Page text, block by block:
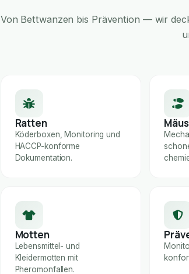
Von Bettwanzen bis Prävention — wir
Ratten
Köderboxen, Monitoring und
HACCP-konforme
Dokumentation.
Motten
Lebensmittel- und
Kleidermotten mit
Pheromonfallen.